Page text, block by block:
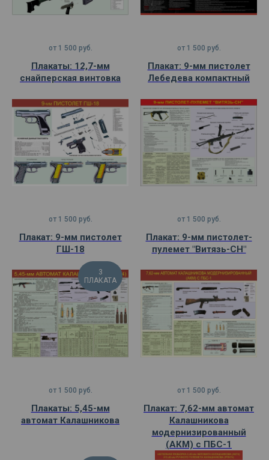
от 1 500 руб.
Плакаты: 12,7-мм
снайперская винтовка
от 1 500 руб.
Плакат: 9-мм пистолет
Лебедева компактный
от 1 500 руб.
Плакат: 9-мм пистолет
ГШ-18
от 1 500 руб.
Плакат: 9-мм пистолет-
пулемет "Витязь-СН"
3
ПЛАКАТА
от 1 500 руб.
Плакаты: 5,45-мм
автомат Калашникова
от 1 500 руб.
Плакат: 7,62-мм автомат
Калашникова
модернизированный
(АКМ) с ПБС-1